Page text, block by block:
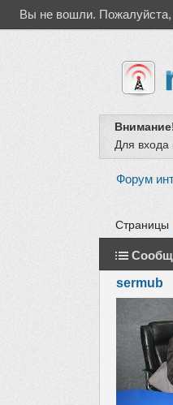
Вы не вошли. Пожалуйста,
Для входа
Форум
Страницы
sermub